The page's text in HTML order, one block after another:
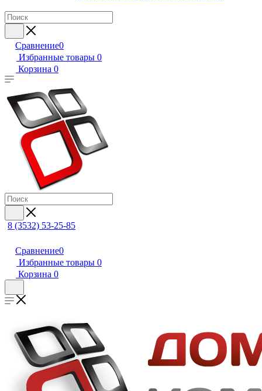
Сравнение0
Избранные товары 0
Корзина 0
8 (3532) 53-25-85
Сравнение0
Избранные товары 0
Корзина 0